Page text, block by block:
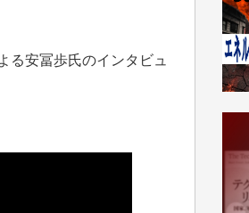
安冨歩氏のインタビュ